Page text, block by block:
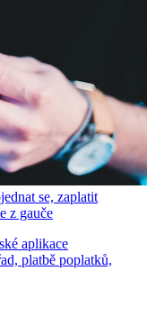
se, zaplatit
z gauče
aplikace
platbě poplatků,